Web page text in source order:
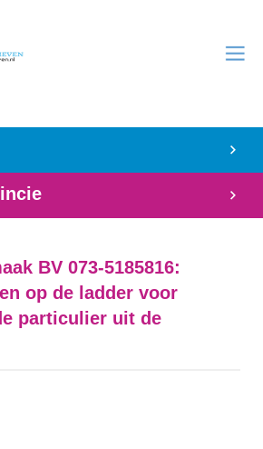
BV 073-5185816:
op de ladder voor
particulier uit de